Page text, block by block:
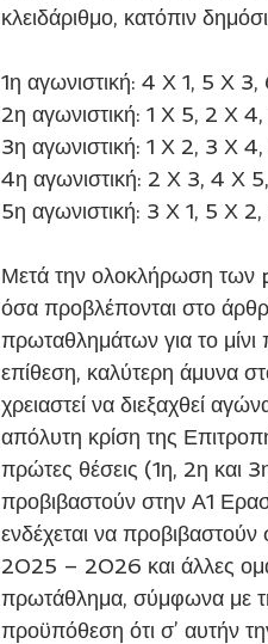
κλειδάριθμο, κατόπιν
1η αγωνιστική: 4 Χ 1, 5 Χ
2η αγωνιστική: 1 Χ 5, 2 Χ
3η αγωνιστική: 1 Χ 2, 3 Χ
4η αγωνιστική: 2 Χ 3, 4 Χ
5η αγωνιστική: 3 Χ 1, 5 Χ
Μετά την ολοκλήρωση των
όσα προβλέπονται στο
πρωταθλημάτων για το
επίθεση, καλύτερη άμυνα
χρειαστεί να διεξαχθεί
απόλυτη κρίση της
πρώτες θέσεις (1η, 2η και
προβιβαστούν στην Α1
ενδέχεται να προβιβαστούν
2025 – 2026 και άλλες
πρωτάθλημα, σύμφωνα με
προϋπόθεση ότι σ’ αυτήν